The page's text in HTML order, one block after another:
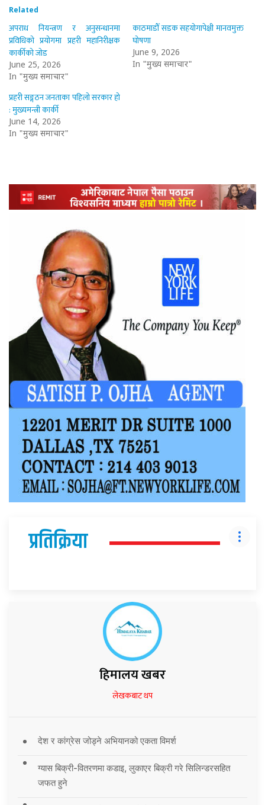
Related
अपराध नियन्त्रण र अनुसन्धानमा
प्रविधिको प्रयोगमा प्रहरी महानिरीक्षक
कार्कीको जोड
June 25, 2026
In "मुख्य समाचार"
काठमाडौँ सडक सहयोगापेक्षी मानवमुक्त
घोषणा
June 9, 2026
In "मुख्य समाचार"
प्रहरी सङ्गठन जनताका पहिलो सरकार हो
: मुख्यमन्त्री कार्की
June 14, 2026
In "मुख्य समाचार"
प्रतिक्रिया
हिमालय खबर
लेखकबाट थप
देश र कांग्रेस जोड्ने अभियानको एकता विमर्श
ग्यास बिक्री-वितरणमा कडाइ, लुकाएर बिक्री गरे सिलिन्डरसहित
जफत हुने